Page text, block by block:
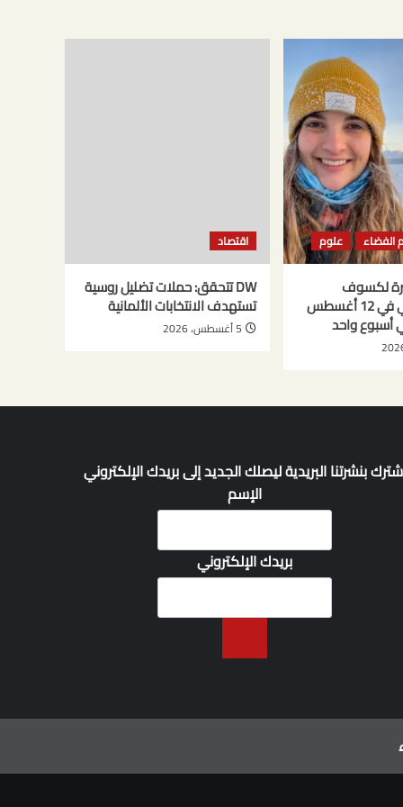
الفضاء علوم
لكسوف
الشمس الكلي في 12 أغسطس
اقتصاد
DW تتحقق: حملات تضليل روسية
تستهدف الانتخابات الألمانية
5 أغسطس، 2026
بنشرتنا البريدية ليصلك الجديد إلى بريدك الإلكتروني
الإسم
بريدك الإلكتروني